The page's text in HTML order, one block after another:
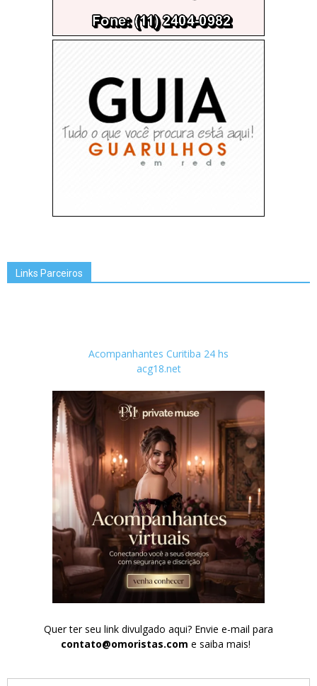
Links Parceiros
Acompanhantes Curitiba 24 hs
acg18.net
Quer ter seu link divulgado aqui? Envie e-mail para
contato@omoristas.com e saiba mais!